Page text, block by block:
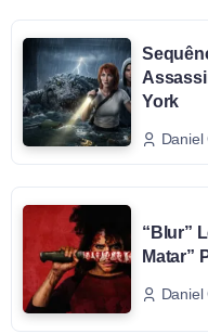
York
Daniel
“Blur”
Matar”
Daniel